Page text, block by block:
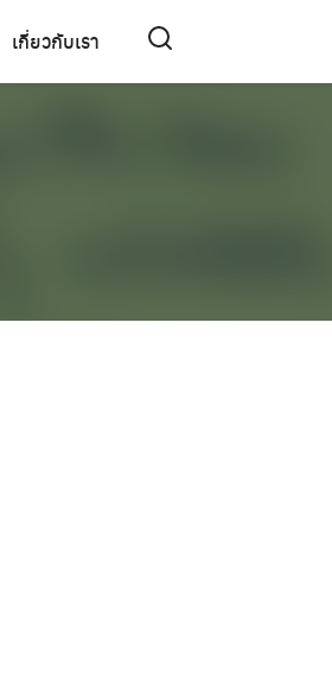
เกี่ยวกับเรา